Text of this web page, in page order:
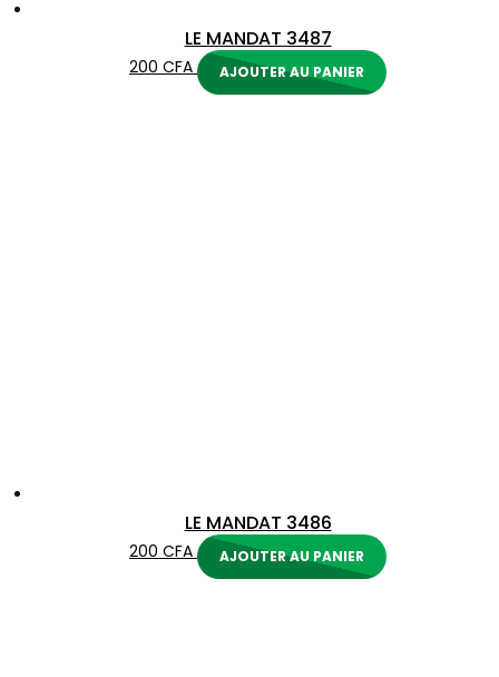
LE MANDAT 3487
200 CFA AJOUTER AU PANIER
LE MANDAT 3486
200 CFA AJOUTER AU PANIER